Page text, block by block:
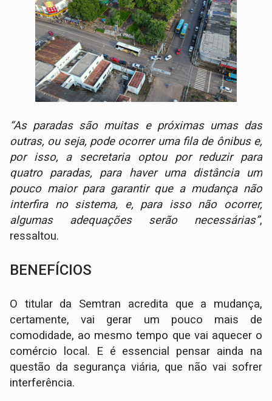
“As paradas são muitas e próximas umas das
outras, ou seja, pode ocorrer uma fila de ônibus e,
por isso, a secretaria optou por reduzir para
quatro paradas, para haver uma distância um
pouco maior para garantir que a mudança não
interfira no sistema, e, para isso não ocorrer,
algumas adequações serão necessárias”,
ressaltou.
BENEFÍCIOS
O titular da Semtran acredita que a mudança,
certamente, vai gerar um pouco mais de
comodidade, ao mesmo tempo que vai aquecer o
comércio local. E é essencial pensar ainda na
questão da segurança viária, que não vai sofrer
interferência.